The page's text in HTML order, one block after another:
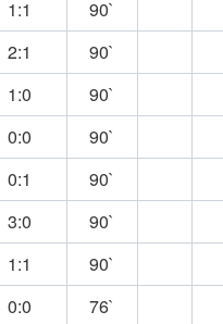
1:1
90`
2:1
90`
1:0
90`
0:0
90`
0:1
90`
3:0
90`
1:1
90`
0:0
76`